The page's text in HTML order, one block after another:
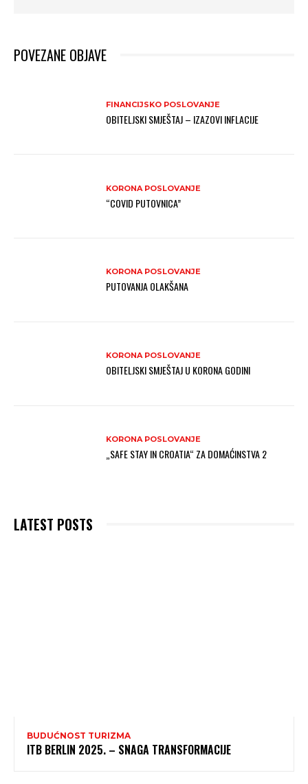
POVEZANE OBJAVE
FINANCIJSKO POSLOVANJE
OBITELJSKI SMJEŠTAJ – IZAZOVI INFLACIJE
KORONA POSLOVANJE
“COVID PUTOVNICA”
KORONA POSLOVANJE
PUTOVANJA OLAKŠANA
KORONA POSLOVANJE
OBITELJSKI SMJEŠTAJ U KORONA GODINI
KORONA POSLOVANJE
„SAFE STAY IN CROATIA“ ZA DOMAĆINSTVA 2
LATEST POSTS
BUDUĆNOST TURIZMA
ITB BERLIN 2025. – SNAGA TRANSFORMACIJE